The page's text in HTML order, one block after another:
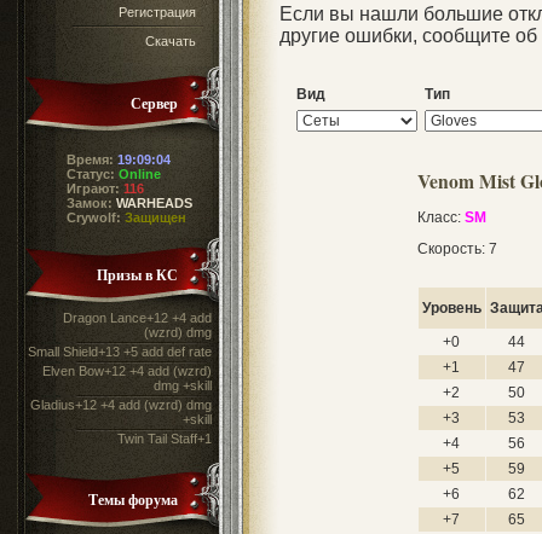
Регистрация
Скачать
Сервер
Время: 19:09:04
Статус: Online
Играют: 116
Замок: WARHEADS
Crywolf: Защищен
Призы в КС
Dragon Lance+12 +4 add
(wzrd) dmg
Small Shield+13 +5 add def rate
Elven Bow+12 +4 add (wzrd)
dmg +skill
Gladius+12 +4 add (wzrd) dmg
+skill
Twin Tail Staff+1
Темы форума
Если вы нашли большие
другие ошибки, сообщите
Вид Тип
Venom Mist
Класс: SM
Скорость: 7
Уровень
+0
44
+1
47
+2
50
+3
53
+4
56
+5
59
+6
62
+7
65